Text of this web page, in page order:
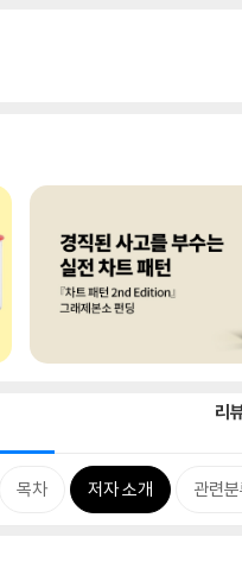
리
목차 저자 소개 관련